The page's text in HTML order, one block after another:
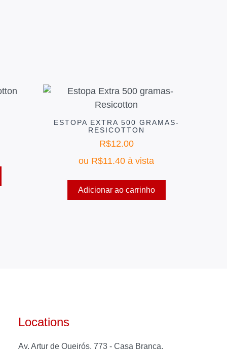
ESTOPA EXTRA 500 GRAMAS-
RESICOTTON
R$12.00
ou R$11.40 à vista
Adicionar ao carrinho
Locations
Av. Artur de Queirós, 773 - Casa Branca,